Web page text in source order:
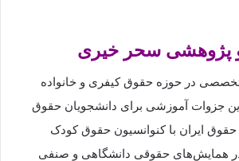
و پژوهشی سحر خیری
در حوزه حقوق کیفری و خانواده
جزوات آموزشی برای دانشجویان حقوق
ایران با کنوانسیون حقوق کودک
در همایش‌های حقوقی دانشگاهی و صنفی